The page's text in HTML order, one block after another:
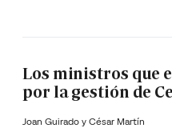
Los ministros que
por la gestión de
Joan Guirado y César Martín